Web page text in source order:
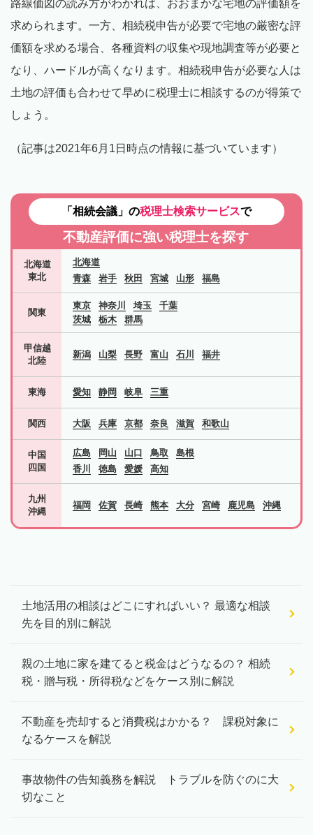
路線価図の読み方がわかれば、おおまかな宅地の評価額を
求められます。一方、相続税申告が必要で宅地の厳密な評
価額を求める場合、各種資料の収集や現地調査等が必要と
なり、ハードルが高くなります。相続税申告が必要な人は
土地の評価も合わせて早めに税理士に相談するのが得策で
しょう。
（記事は2021年6月1日時点の情報に基づいています）
「相続会議」の税理士検索サービスで
不動産評価に強い税理士を探す
北海道
東北
北海道
青森
岩手 秋田 宮城 山形 福島
関東
東京 神奈川 埼玉
千葉
茨城
栃木 群馬
甲信越
北陸
新潟 山梨 長野 富山 石川 福井
東海 愛知 静岡 岐阜 三重
関西 大阪 兵庫 京都 奈良 滋賀 和歌山
中国
四国
広島 岡山 山口 鳥取
島根
香川
徳島 愛媛 高知
九州
沖縄
福岡 佐賀 長崎 熊本 大分 宮崎 鹿児島 沖縄
土地活用の相談はどこにすればいい？ 最適な相談
先を目的別に解説
親の土地に家を建てると税金はどうなるの？ 相続
税・贈与税・所得税などをケース別に解説
不動産を売却すると消費税はかかる？ 課税対象に
なるケースを解説
事故物件の告知義務を解説 トラブルを防ぐのに大
切なこと